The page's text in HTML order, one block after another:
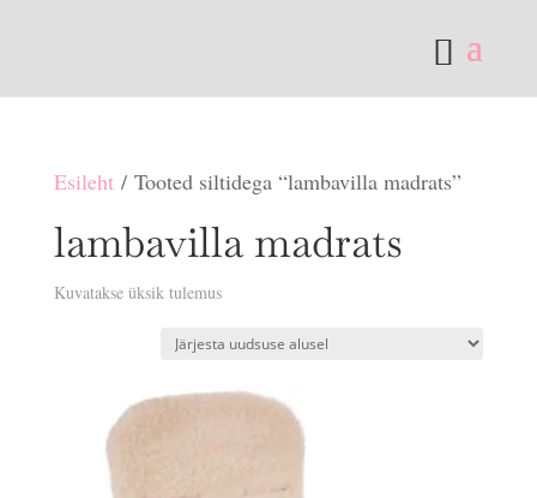
Esileht/ Tooted siltidega “lambavilla madrats”
lambavilla madrats
Kuvatakse üksik tulemus